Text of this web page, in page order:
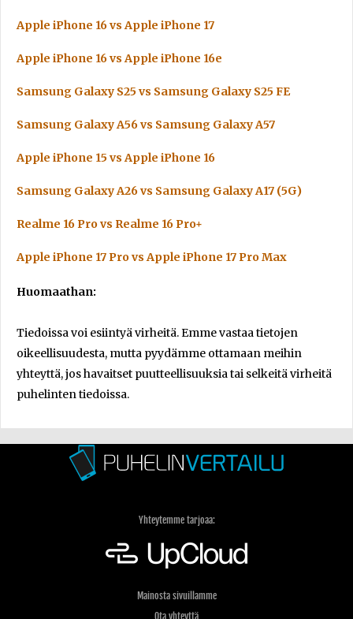
Apple iPhone 16 vs Apple iPhone 17
Apple iPhone 16 vs Apple iPhone 16e
Samsung Galaxy S25 vs Samsung Galaxy S25 FE
Samsung Galaxy A56 vs Samsung Galaxy A57
Apple iPhone 15 vs Apple iPhone 16
Samsung Galaxy A26 vs Samsung Galaxy A17 (5G)
Realme 16 Pro vs Realme 16 Pro+
Apple iPhone 17 Pro vs Apple iPhone 17 Pro Max
Huomaathan:
Tiedoissa voi esiintyä virheitä. Emme vastaa tietojen
oikeellisuudesta, mutta pyydämme ottamaan meihin
yhteyttä, jos havaitset puutteellisuuksia tai selkeitä virheitä
puhelinten tiedoissa.
Yhteytemme tarjoaa:
Mainosta sivuillamme
Ota yhteyttä